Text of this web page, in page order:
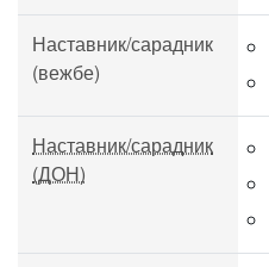
Наставник/сарадник
(вежбе)
Наставник/сарадник
(ДОН)